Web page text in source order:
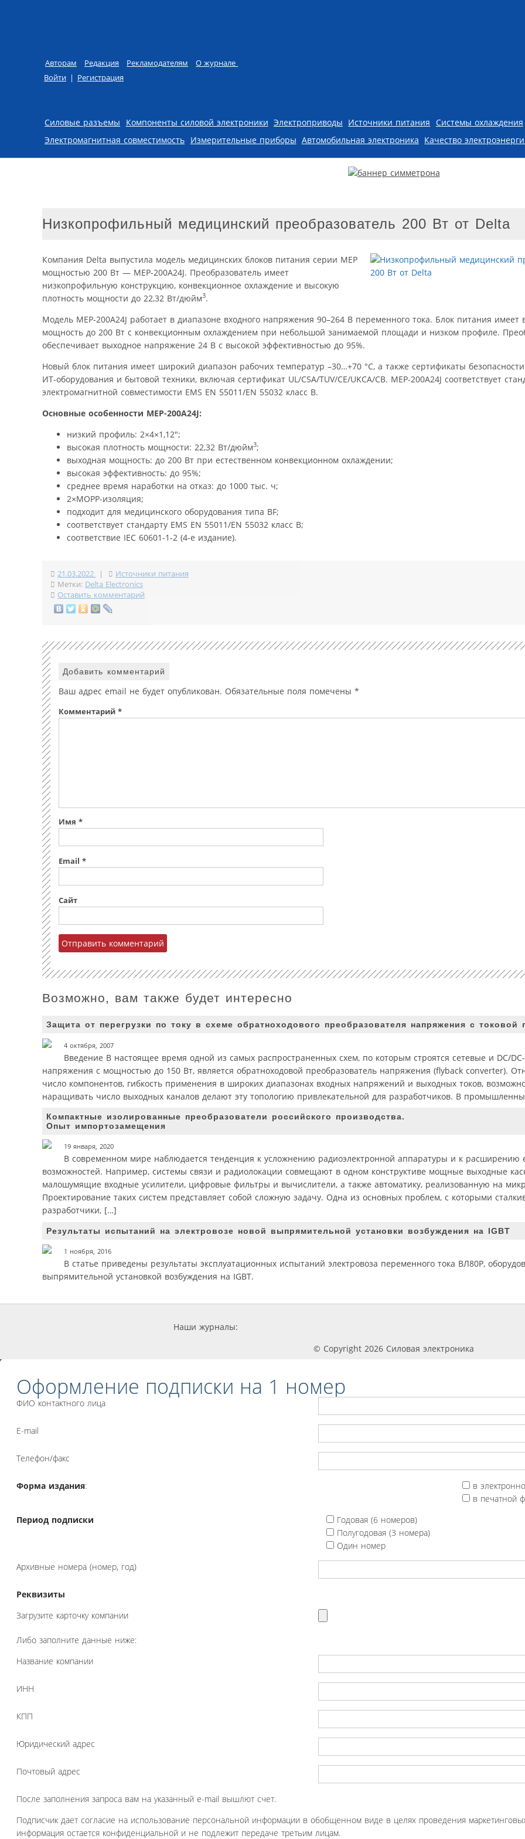
Авторам Редакция Рекламодателям
О журнале
Войти | Регистрация
Skip to content
Силовые разъемы Компоненты силовой электроники Электроприводы Источники питания Системы охлаждения
Электромагнитная совместимость Измерительные приборы Автомобильная электроника Качество
Низкопрофильный медицинский преобразователь 200 Вт от Delta
Компания Delta выпустила модель медицинских блоков питания серии MEP
мощностью 200 Вт — MEP-200A24J. Преобразователь имеет
низкопрофильную конструкцию, конвекционное охлаждение и высокую
плотность мощности до 22,32 Вт/дюйм3.
Модель MEP-200A24J работает в диапазоне входного напряжения 90–264 В переменного тока. Блок питания имеет
мощность до 200 Вт с конвекционным охлаждением при небольшой занимаемой площади и низком профиле.
обеспечивает выходное напряжение 24 В с высокой эффективностью до 95%.
Новый блок питания имеет широкий диапазон рабочих температур –30…+70 °C, а также сертификаты
ИТ-оборудования и бытовой техники, включая сертификат UL/CSA/TUV/CE/UKCA/CB. MEP-200A24J соответствует
электромагнитной совместимости EMS EN 55011/EN 55032 класс B.
Основные особенности MEP-200A24J:
низкий профиль: 2×4×1,12″;
высокая плотность мощности: 22,32 Вт/дюйм3;
выходная мощность: до 200 Вт при естественном конвекционном охлаждении;
высокая эффективность: до 95%;
среднее время наработки на отказ: до 1000 тыс. ч;
2×MOPP-изоляция;
подходит для медицинского оборудования типа BF;
соответствует стандарту EMS EN 55011/EN 55032 класс B;
соответствие IEC 60601-1-2 (4-е издание).
21.03.2022 |
Источники питания
Метки: Delta Electronics
Оставить комментарий
Добавить комментарий
Ваш адрес email не будет опубликован. Обязательные поля помечены *
Комментарий *
Имя *
Email *
Сайт
Возможно, вам также будет интересно
Защита от перегрузки по току в схеме обратноходового преобразователя напряжения с токовой
4 октября, 2007
Введение В настоящее время одной из самых распространенных схем, по которым строятся сетевые и DC/
напряжения с мощностью до 150 Вт, является обратноходовой преобразователь напряжения (flyback converter).
число компонентов, гибкость применения в широких диапазонах входных напряжений и выходных токов,
наращивать число выходных каналов делают эту топологию привлекательной для разработчиков. В
Компактные изолированные преобразователи российского производства.
Опыт импортозамещения
19 января, 2020
В современном мире наблюдается тенденция к усложнению радиоэлектронной аппаратуры и к расширению
возможностей. Например, системы связи и радио­локации совмещают в одном конструктиве мощные выходные
малошумящие входные усилители, цифровые фильтры и вычислители, а также автоматику, реализованную на
Проектирование таких систем представляет собой сложную задачу. Одна из основных проблем, с которыми
разработчики, […]
Результаты испытаний на электровозе новой выпрямительной установки возбуждения на IGBT
1 ноября, 2016
В статье приведены результаты эксплуатационных испытаний электровоза переменного тока ВЛ80Р,
выпрямительной установкой возбуждения на IGBT.
Наши журналы:
© Copyright 2026 Силовая электроника
Оформление подписки на 1 номер
ФИО контактного лица
E-mail
Телефон/факс
Форма издания:
в
в печатной
Период подписки
Годовая (6 номеров)
Полугодовая (3 номера)
Один номер
Архивные номера (номер, год)
Реквизиты
Загрузите карточку компании
Либо заполните данные ниже:
Название компании
ИНН
КПП
Юридический адрес
Почтовый адрес
После заполнения запроса вам на указанный e-mail вышлют счет.
Подписчик дает согласие на использование персональной информации в обобщенном виде в целях проведения
информация остается конфиденциальной и не подлежит передаче третьим лицам.